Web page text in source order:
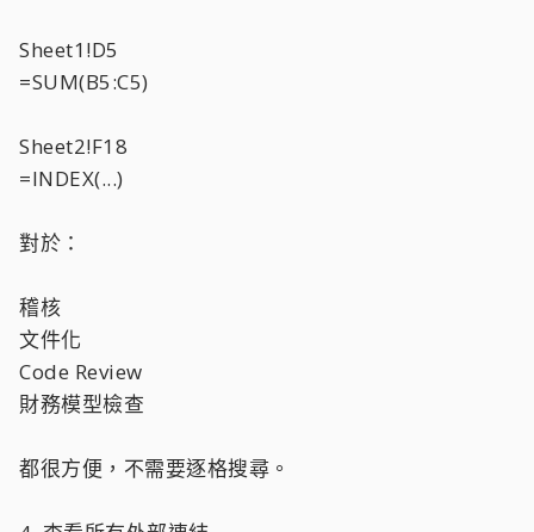
Sheet1!D5
=SUM(B5:C5)
Sheet2!F18
=INDEX(...)
對於：
稽核
文件化
Code Review
財務模型檢查
都很方便，不需要逐格搜尋。